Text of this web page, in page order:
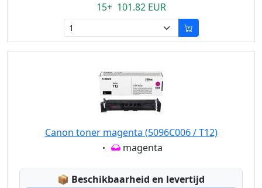
15+ 101.82 EUR
Canon toner magenta (5096C006 / T12)
Eigenschaft:
magenta
📦 Lagerstatus:
Beschikbaarheid en levertijd